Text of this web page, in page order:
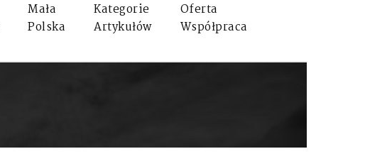
Mała
Polska
Kategorie
Artykułów
Oferta
Współpraca